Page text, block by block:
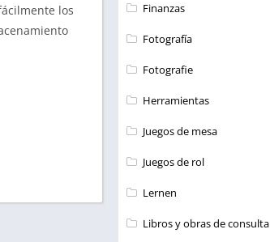
los
Finanzas
Fotografía
Fotografie
Herramientas
Juegos de mesa
Juegos de rol
Lernen
Libros y obras de consulta